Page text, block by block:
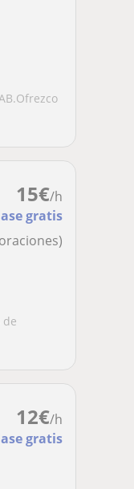
15€/h
gratis
de
12€/h
gratis